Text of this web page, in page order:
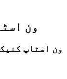
ون
ون اسٹاپ